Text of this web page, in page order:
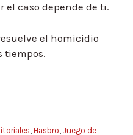
el caso depende de ti.
el homicidio
tiempos.
Hasbro Juego de